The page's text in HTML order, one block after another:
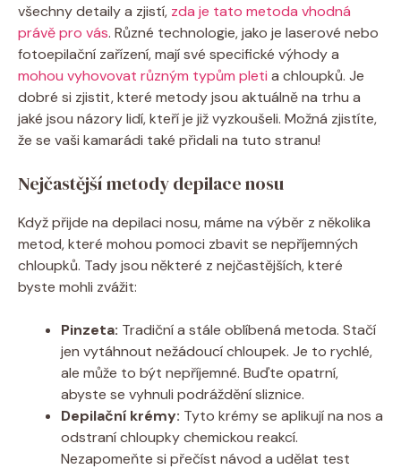
všechny detaily a zjistí, zda je tato metoda vhodná
právě pro vás. Různé technologie, jako je laserové nebo
fotoepilační zařízení, mají své specifické výhody a
mohou vyhovovat různým typům pleti a chloupků. Je
dobré si zjistit, které metody jsou aktuálně na trhu a
jaké jsou názory lidí, kteří je již vyzkoušeli. Možná zjistíte,
že se vaši kamarádi také přidali na tuto stranu!
Nejčastější metody depilace nosu
Když přijde na depilaci nosu, máme na výběr z několika
metod, které mohou pomoci zbavit se nepříjemných
chloupků. Tady jsou některé z nejčastějších, které
byste mohli zvážit:
Pinzeta: Tradiční a stále oblíbená metoda. Stačí
jen vytáhnout nežádoucí chloupek. Je to rychlé,
ale může to být nepříjemné. Buďte opatrní,
abyste se vyhnuli podráždění sliznice.
Depilační krémy: Tyto krémy se aplikují na nos a
odstraní chloupky chemickou reakcí.
Nezapomeňte si přečíst návod a udělat test